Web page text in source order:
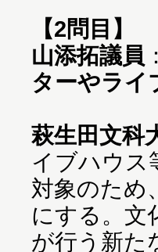
【2問目】
山添拓議員
ターやライ
萩生田文科
イブハウス
対象のため
にする。文
が行う新た